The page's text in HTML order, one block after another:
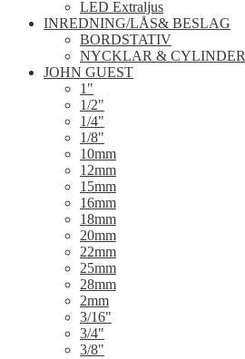
LED Extraljus
INREDNING/LÅS& BESLAG
BORDSTATIV
NYCKLAR & CYLINDER
JOHN GUEST
1"
1/2"
1/4"
1/8"
10mm
12mm
15mm
16mm
18mm
20mm
22mm
25mm
28mm
2mm
3/16"
3/4"
3/8"